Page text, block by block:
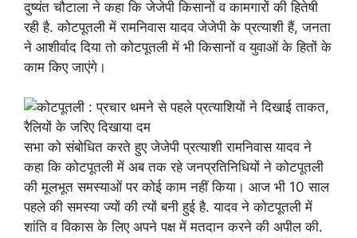
दुष्यंत चौटाला ने कहा कि जेजेपी किसानों व कामगारों की हितेषी
रही है. कोटपूतली में रामनिवास यादव जेजेपी के प्रत्याशी हैं, जनता
ने आशीर्वाद दिया तो कोटपूतली में भी किसानों व युवाओं के हितों के
काम किए जाएंगे।
सभा को संबोधित करते हुए जेजेपी प्रत्याशी रामनिवास यादव ने
कहा कि कोटपूतली में अब तक रहे जनप्रतिनिधियों ने कोटपूतली
की मूलभूत समस्याओं पर कोई काम नहीं किया। आज भी 10 साल
पहले की समस्या ज्यों की त्यों बनी हुई है. यादव ने कोटपूतली में
शांति व विकास के लिए अपने पक्ष में मतदान करने की अपील की.